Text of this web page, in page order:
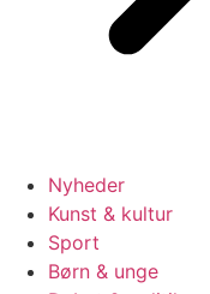
Nyheder
Kunst & kultur
Sport
Børn & unge